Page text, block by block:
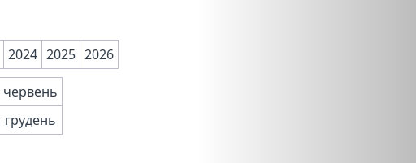
2024 2025 2026
червень
грудень